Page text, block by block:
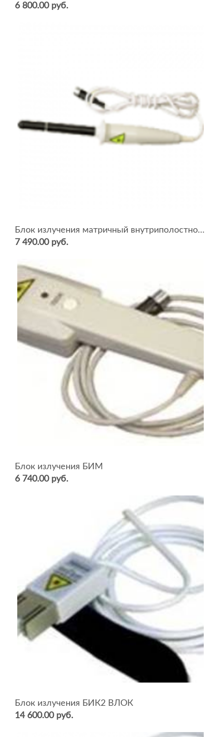
6 800.00 руб.
Блок излучения матричный внутриполостной (БИМВ)
7 490.00 руб.
Блок излучения БИМ
6 740.00 руб.
Блок излучения БИК2 ВЛОК
14 600.00 руб.